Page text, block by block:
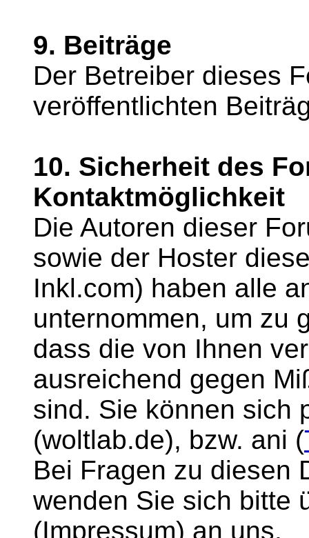
9. Beiträge
Der Betreiber dieses
veröffentlichten
10. Sicherheit des
Kontaktmöglichkeit
Die Autoren dieser
sowie der Hoster
Inkl.com) haben alle
unternommen, um zu
dass die von Ihnen
ausreichend gegen
sind. Sie können sich
(woltlab.de), bzw. ani (
Bei Fragen zu diesen
wenden Sie sich bitte
(Impressum) an uns.